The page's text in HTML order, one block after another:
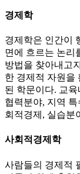
경제학
경제학은 인간이
면에 흐르는 논리
방법을 찾아내고
한 경제적 자원을
된 학문이다. 교
협력분야, 지역
회적경제, 실습분
사회적경제학
사람들의 경제적